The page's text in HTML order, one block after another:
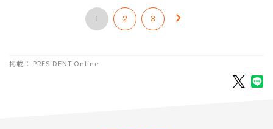
次のページ
若さ偏重は万国共通？美の国フランスの常識は？